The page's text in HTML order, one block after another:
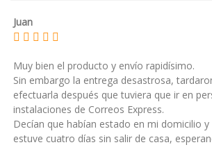
Juan
Muy bien el producto y envío rapidísimo.
Sin embargo la entrega desastrosa,
efectuarla después que tuviera que ir en
instalaciones de Correos Express.
Decían que habían estado en mi domicilio
estuve cuatro días sin salir de casa,